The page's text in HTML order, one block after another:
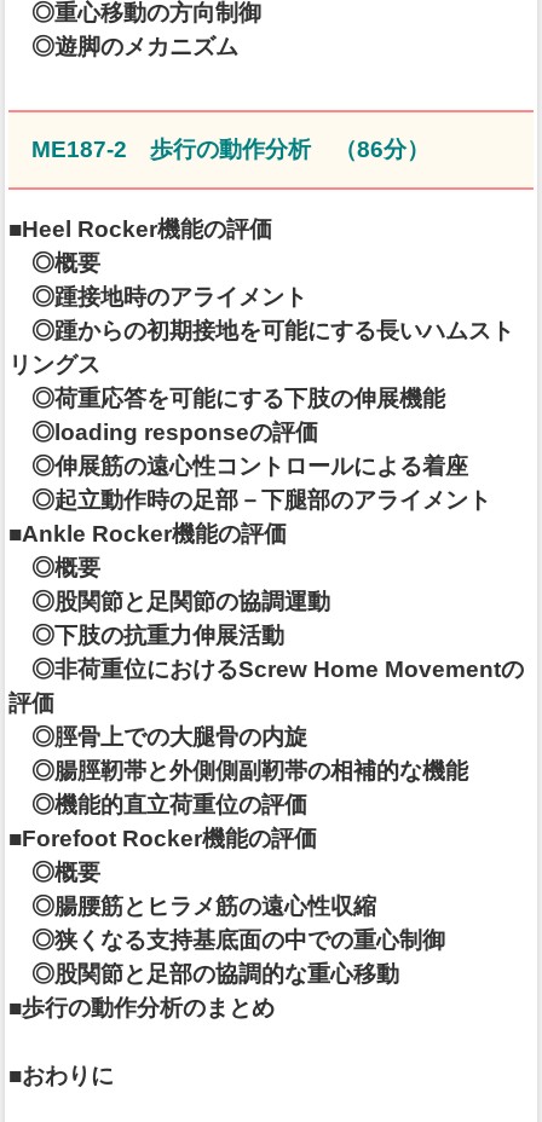
◎重心移動の方向制御
◎遊脚のメカニズム
ME187-2 歩行の動作分析 （86分）
■Heel Rocker機能の評価
◎概要
◎踵接地時のアライメント
◎踵からの初期接地を可能にする長いハムスト
リングス
◎荷重応答を可能にする下肢の伸展機能
◎loading responseの評価
◎伸展筋の遠心性コントロールによる着座
◎起立動作時の足部－下腿部のアライメント
■Ankle Rocker機能の評価
◎概要
◎股関節と足関節の協調運動
◎下肢の抗重力伸展活動
◎非荷重位におけるScrew Home Movementの
評価
◎脛骨上での大腿骨の内旋
◎腸脛靭帯と外側側副靭帯の相補的な機能
◎機能的直立荷重位の評価
■Forefoot Rocker機能の評価
◎概要
◎腸腰筋とヒラメ筋の遠心性収縮
◎狭くなる支持基底面の中での重心制御
◎股関節と足部の協調的な重心移動
■歩行の動作分析のまとめ
■おわりに